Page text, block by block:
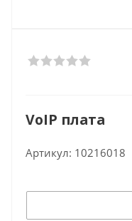
VoIP плата
Артикул: 10216018